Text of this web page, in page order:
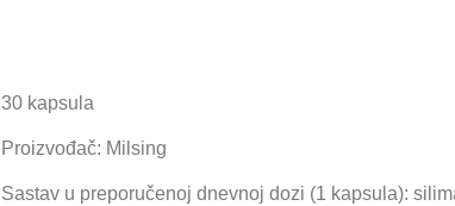
30 kapsula
Proizvođač: Milsing
Sastav u preporučenoj dnevnoj dozi (1 kapsula):